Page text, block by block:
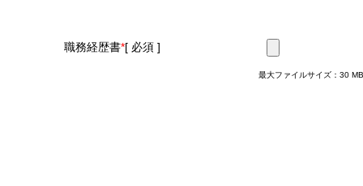
職務経歴書*
最大ファイルサイズ：30